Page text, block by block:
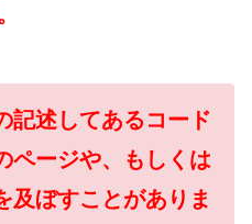
記述してあるコード
ページや、もしくは
及ぼすことがありま